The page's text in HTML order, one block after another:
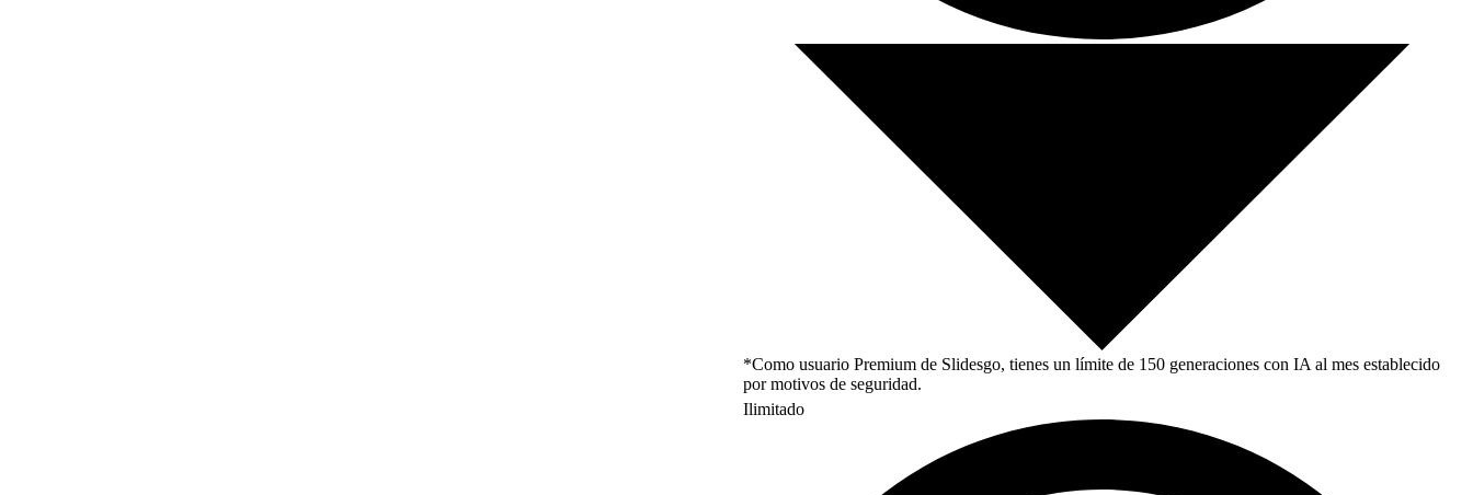
*Como usuario Premium de Slidesgo, tienes un límite de 150 generaciones con IA al mes establecido
por motivos de seguridad.
Ilimitado